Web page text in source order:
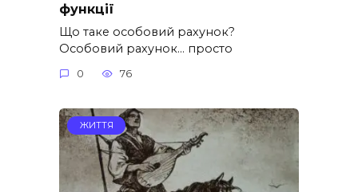
функції
Що таке особовий рахунок?
Особовий рахунок… просто
0 76
ЖИТТЯ